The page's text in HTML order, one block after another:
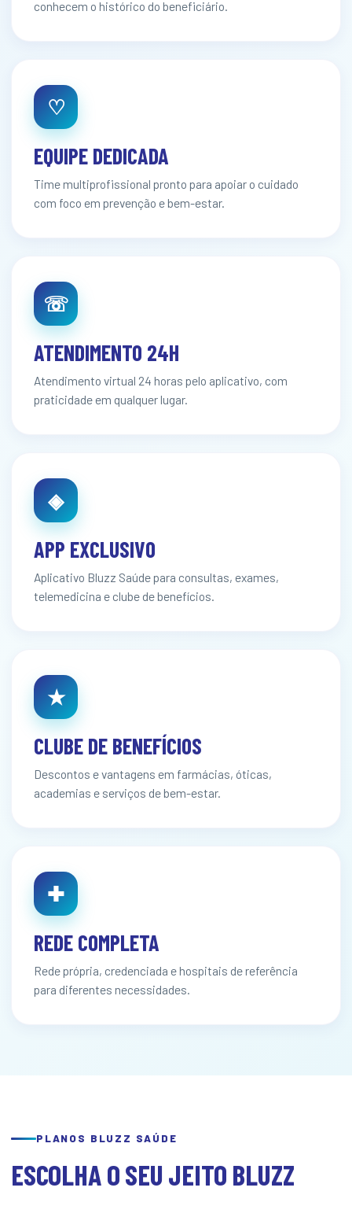
conhecem o histórico do beneficiário.
♡
EQUIPE DEDICADA
Time multiprofissional pronto para apoiar o cuidado
com foco em prevenção e bem-estar.
☏
ATENDIMENTO 24H
Atendimento virtual 24 horas pelo aplicativo, com
praticidade em qualquer lugar.
◈
APP EXCLUSIVO
Aplicativo Bluzz Saúde para consultas, exames,
telemedicina e clube de benefícios.
★
CLUBE DE BENEFÍCIOS
Descontos e vantagens em farmácias, óticas,
academias e serviços de bem-estar.
✚
REDE COMPLETA
Rede própria, credenciada e hospitais de referência
para diferentes necessidades.
PLANOS BLUZZ SAÚDE
ESCOLHA O SEU JEITO BLUZZ